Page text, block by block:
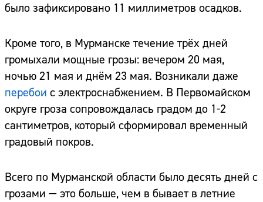
было зафиксировано 11 миллиметров осадков.
Кроме того, в Мурманске течение трёх дней
громыхали мощные грозы: вечером 20 мая,
ночью 21 мая и днём 23 мая. Возникали даже
перебои с электроснабжением. В Первомайском
округе гроза сопровождалась градом до 1-2
сантиметров, который сформировал временный
градовый покров.
Всего по Мурманской области было десять дней с
грозами — это больше, чем в бывает в летние